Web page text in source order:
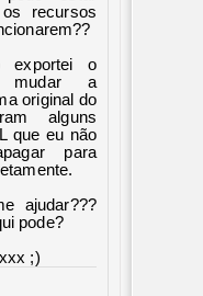
os recursos
exportei o
mudar a
original do
alguns
que eu não
para
ajudar???
pode?
;)